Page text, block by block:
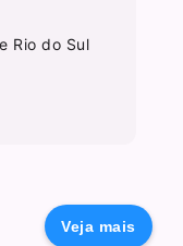
Rio do Sul
Veja mais